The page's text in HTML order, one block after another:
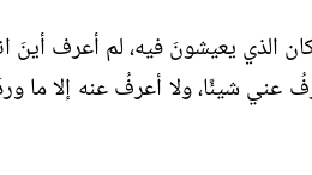
الذي يعيشونَ فيه، لم أعرف أينَ
شيئًا، ولا أعرفُ عنه إلا ما